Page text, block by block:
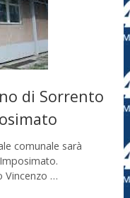
di Sorrento
comunale sarà
Vincenzo …